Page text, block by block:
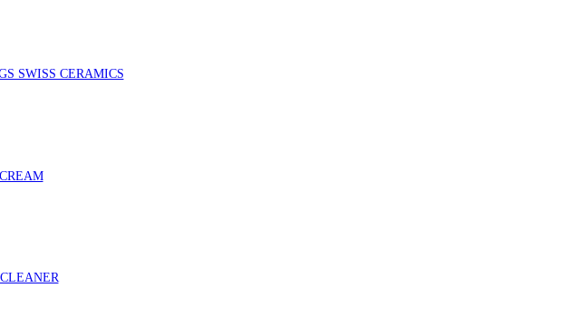
SWISS CERAMICS